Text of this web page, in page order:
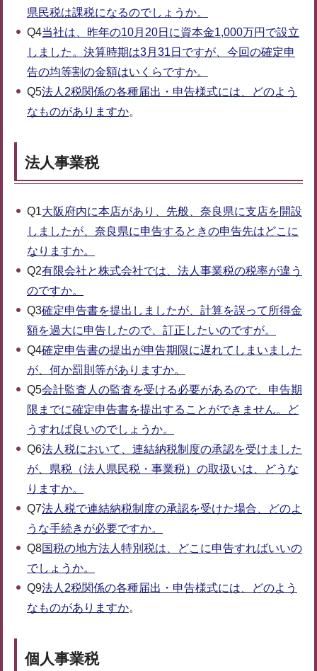
県民税は課税になるのでしょうか。
Q4当社は、昨年の10月20日に資本金1,000万円で設立
しました。決算時期は3月31日ですが、今回の確定申
告の均等割の金額はいくらですか。
Q5法人2税関係の各種届出・申告様式には、どのよう
なものがありますか。
法人事業税
Q1大阪府内に本店があり、先般、奈良県に支店を開設
しましたが、奈良県に申告するときの申告先はどこに
なりますか。
Q2有限会社と株式会社では、法人事業税の税率が違う
のですか。
Q3確定申告書を提出しましたが、計算を誤って所得金
額を過大に申告したので、訂正したいのですが。
Q4確定申告書の提出が申告期限に遅れてしまいました
が、何か罰則等がありますか。
Q5会計監査人の監査を受ける必要があるので、申告期
限までに確定申告書を提出することができません。ど
うすれば良いのでしょうか。
Q6法人税において、連結納税制度の承認を受けました
が、県税（法人県民税・事業税）の取扱いは、どうな
りますか。
Q7法人税で連結納税制度の承認を受けた場合、どのよ
うな手続きが必要ですか。
Q8国税の地方法人特別税は、どこに申告すればいいの
でしょうか。
Q9法人2税関係の各種届出・申告様式には、どのよう
なものがありますか。
個人事業税